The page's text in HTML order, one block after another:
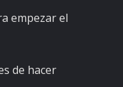
empezar el
de hacer